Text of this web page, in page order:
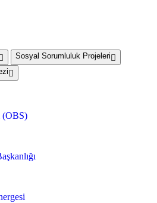
Sosyal Sorumluluk Projeleri
(OBS)